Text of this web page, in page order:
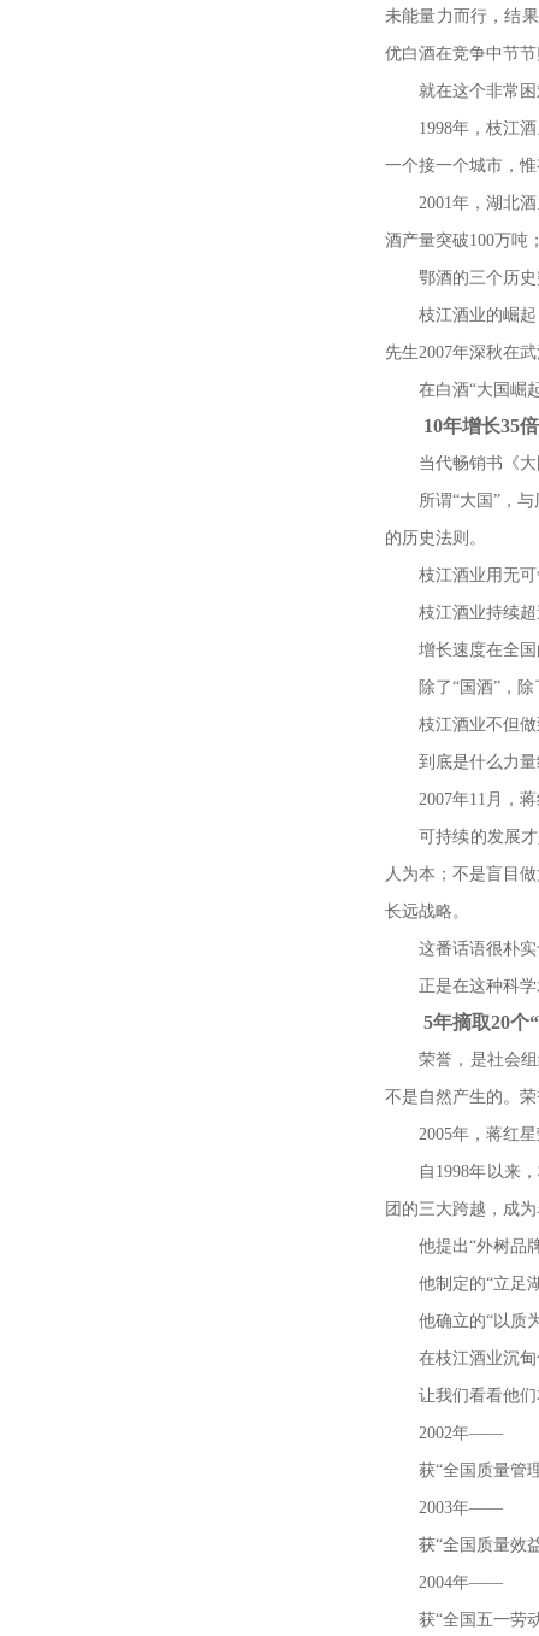
未能量力而行，结
优白酒在竞争中节
就在这个非常
1998年，枝江
一个接一个城市，
2001年，湖北
酒产量突破100万吨
鄂酒的三个历
枝江酒业的崛
先生2007年深秋在
在白酒“大国崛
10年增长35
当代畅销书《
所谓“大国” ，
的历史法则。
枝江酒业用无
枝江酒业持续
增长速度在全
除了“ 国酒” ，
枝江酒业不但
到底是什么力
2007年11 月，
可持续的发展
人为本；不是盲目
长远战略。
这番话语很朴
正是在这种科
5年摘取20个“
荣誉，是社会
不是自然产生的。
2005年，蒋红
自 1998年以来
团的三大跨越，成
他提出“外树品
他制定的“立足
他确立的“以质
在枝江酒业沉
让我们看看他
2002年——
获“全国质量管
2003年——
获“全国质量效
2004年——
获“全国五一劳